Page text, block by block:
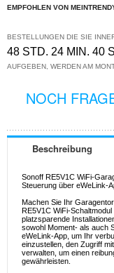
EMPFOHLEN VON
BESTELLUNGEN DIE SIE
48 STD. 24 MIN. 40
AUFGEBEN, WERDEN AM
NOCH
Beschreibung
Sonoff RE5V1C WiFi-
Steuerung über eWeLink-
Machen Sie Ihr
RE5V1C WiFi-
platzsparende
sowohl Moment- als auch
eWeLink-App, um Ihr
einzustellen, den Zugriff
verwalten, um einen
gewährleisten.